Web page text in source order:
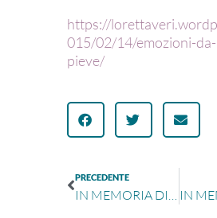
https://
015/02/14/emozioni-
pieve/
PRECEDENTE
IN MEMORIA DI ELENA PALAZZI E DINO TEBALDI